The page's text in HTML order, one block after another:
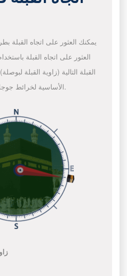
يمكنك العثور على اتجاه القبلة
العثور على اتجاه القبلة
القبلة التالية (زاوية القبلة
الأساسية لخرائط جوجل للعثور على اتجاه القبلة.